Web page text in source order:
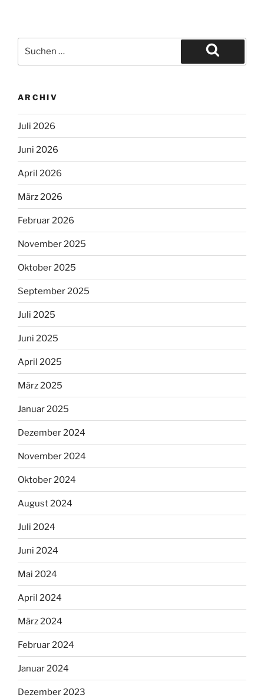
ARCHIV
Juli 2026
Juni 2026
April 2026
März 2026
Februar 2026
November 2025
Oktober 2025
September 2025
Juli 2025
Juni 2025
April 2025
März 2025
Januar 2025
Dezember 2024
November 2024
Oktober 2024
August 2024
Juli 2024
Juni 2024
Mai 2024
April 2024
März 2024
Februar 2024
Januar 2024
Dezember 2023